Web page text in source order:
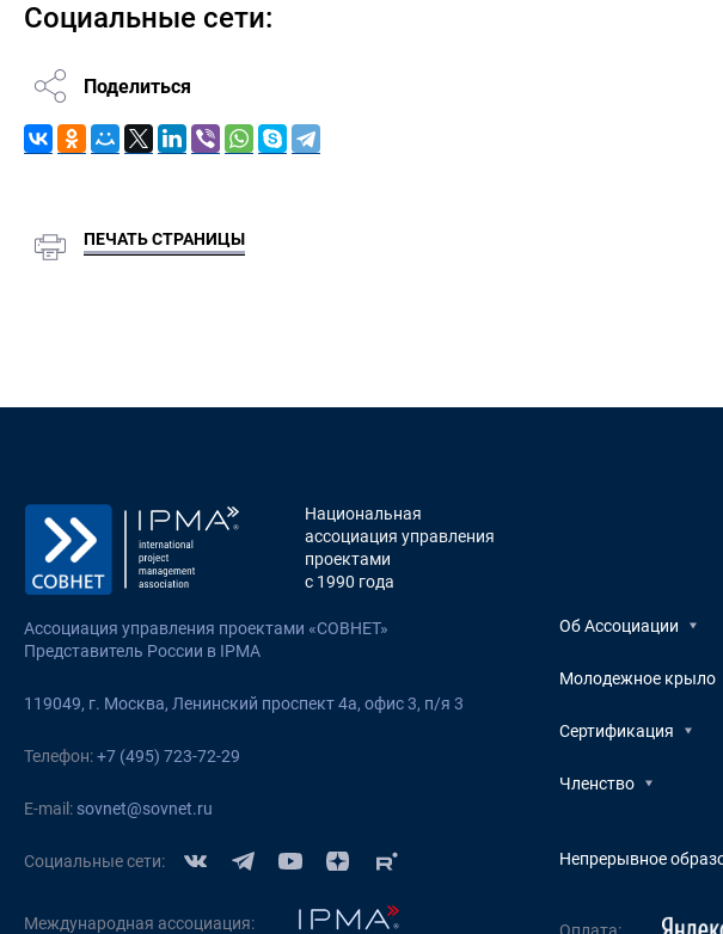
Социальные сети:
Поделиться
ПЕЧАТЬ СТРАНИЦЫ
Национальная
ассоциация управления
проектами
с 1990 года
Ассоциация управления проектами «СОВНЕТ»
Представитель России в IPMA
119049, г. Москва, Ленинский проспект 4а, офис 3, п/я 3
Телефон:+7 (495) 723-72-29
E-mail: sovnet@sovnet.ru
Социальные сети:
Международная ассоциация:
Об Ассоциации
Молодежное крыло
Сертификация
Членство
Непрерывное
Оплата: